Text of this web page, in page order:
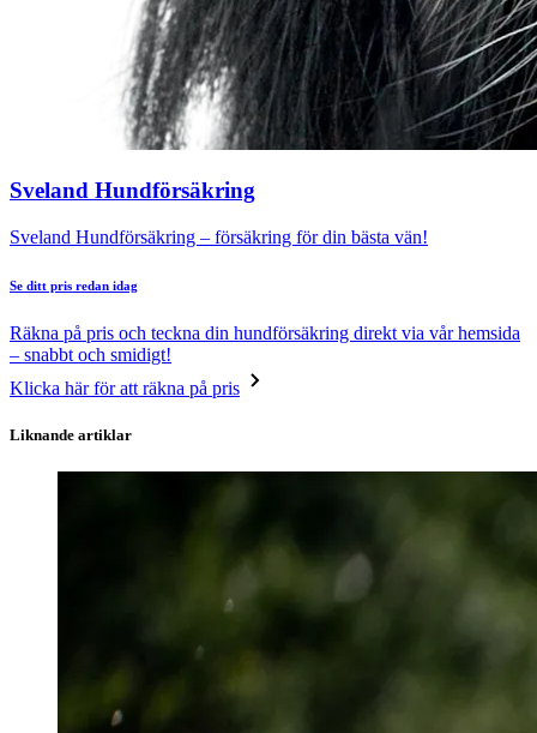
Sveland Hundförsäkring
Sveland Hundförsäkring – försäkring för din bästa vän!
Se ditt pris redan idag
Räkna på pris och teckna din hundförsäkring direkt via vår hemsida
– snabbt och smidigt!
Klicka här för att räkna på pris
Liknande artiklar